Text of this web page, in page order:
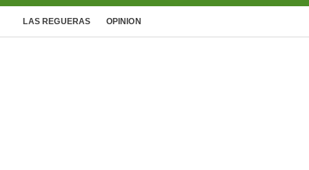
LAS REGUERAS OPINION